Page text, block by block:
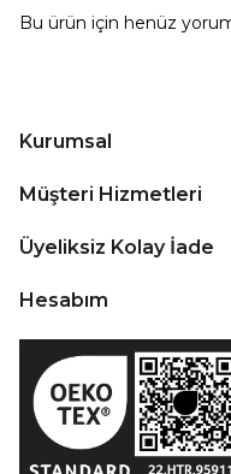
Bu ürün için henüz
Kurumsal
Müşteri Hizmetleri
Üyeliksiz Kolay İade
Hesabım